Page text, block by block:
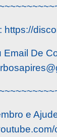
https://
Email De
e